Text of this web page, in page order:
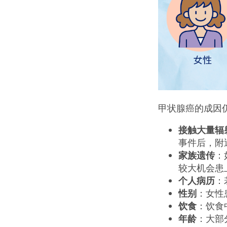
甲状腺癌的成因
接触大量辐
事件后，
家族遗传：
较大机会
个人病历
性别 ：女
饮食 ：饮
年龄：大部